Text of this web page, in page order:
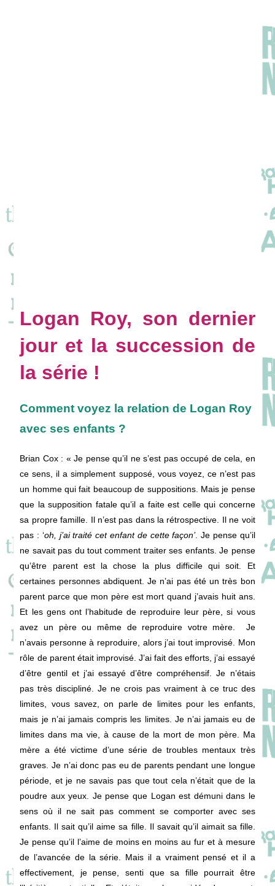
Logan Roy, son dernier
jour et la succession de
la série !
Comment voyez la relation de Logan Roy
avec ses enfants ?
Brian Cox : « Je pense qu’il ne s’est pas occupé de cela, en
ce sens, il a simplement supposé, vous voyez, ce n’est pas
un homme qui fait beaucoup de suppositions. Mais je pense
que la supposition fatale qu’il a faite est celle qui concerne
sa propre famille. Il n’est pas dans la rétrospective. Il ne voit
pas : ‘oh, j’ai traité cet enfant de cette façon’. Je pense qu’il
ne savait pas du tout comment traiter ses enfants. Je pense
qu’être parent est la chose la plus difficile qui soit. Et
certaines personnes abdiquent. Je n’ai pas été un très bon
parent parce que mon père est mort quand j’avais huit ans.
Et les gens ont l’habitude de reproduire leur père, si vous
avez un père ou même de reproduire votre mère. Je
n’avais personne à reproduire, alors j’ai tout improvisé. Mon
rôle de parent était improvisé. J’ai fait des efforts, j’ai essayé
d’être gentil et j’ai essayé d’être compréhensif. Je n’étais
pas très discipliné. Je ne crois pas vraiment à ce truc des
limites, vous savez, on parle de limites pour les enfants,
mais je n’ai jamais compris les limites. Je n’ai jamais eu de
limites dans ma vie, à cause de la mort de mon père. Ma
mère a été victime d’une série de troubles mentaux très
graves. Je n’ai donc pas eu de parents pendant une longue
période, et je ne savais pas que tout cela n’était que de la
poudre aux yeux. Je pense que Logan est démuni dans le
sens où il ne sait pas comment se comporter avec ses
enfants. Il sait qu’il aime sa fille. Il savait qu’il aimait sa fille.
Je pense qu’il l’aime de moins en moins au fur et à mesure
de l’avancée de la série. Mais il a vraiment pensé et il a
effectivement, je pense, senti que sa fille pourrait être